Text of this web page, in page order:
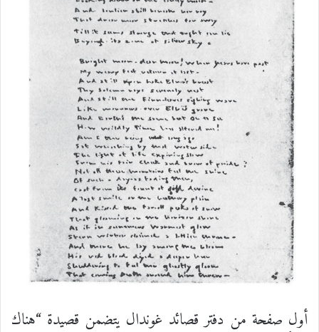
أول صفحة من دفتر قصائد غوندال يتضمن قصيدة “هناك